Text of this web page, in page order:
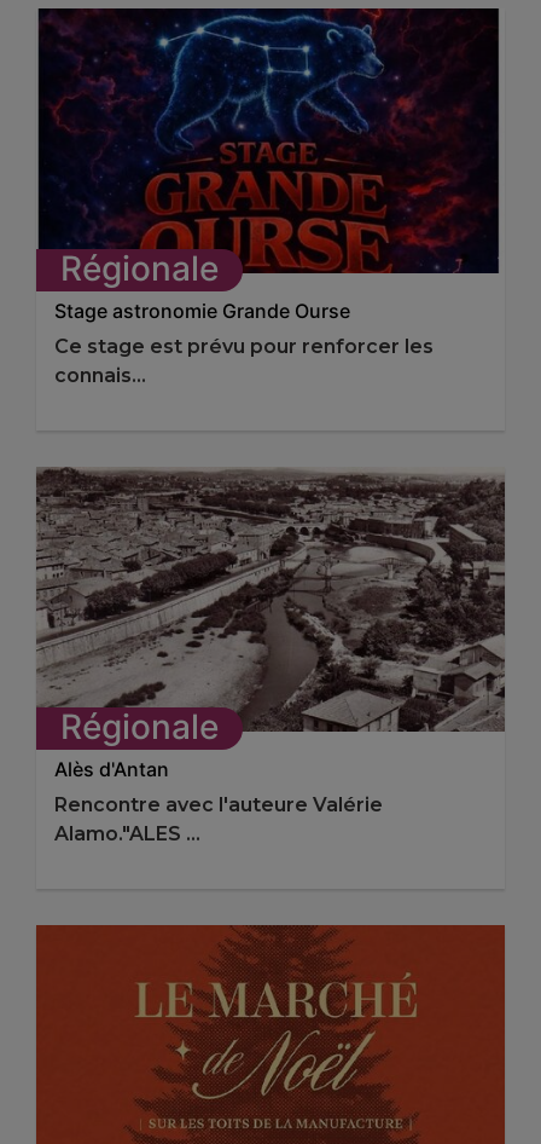
Régionale
Stage astronomie Grande Ourse
Ce stage est prévu pour renforcer les
connais...
Régionale
Alès d'Antan
Rencontre avec l'auteure Valérie
Alamo."ALES ...